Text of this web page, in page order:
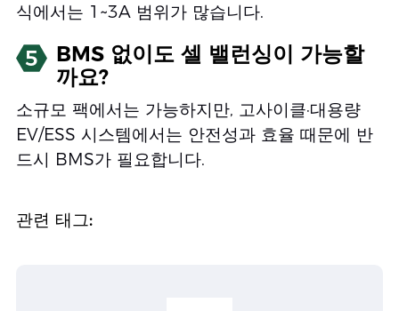
식에서는 1~3A 범위가 많습니다.
5
BMS 없이도 셀 밸런싱이 가능할
까요?
소규모 팩에서는 가능하지만, 고사이클·대용량
EV/ESS 시스템에서는 안전성과 효율 때문에 반
드시 BMS가 필요합니다.
관련 태그: